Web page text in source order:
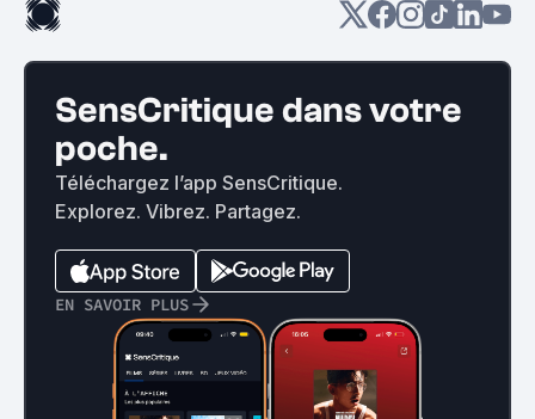
SensCritique dans votre
poche.
Téléchargez l’app SensCritique.
Explorez. Vibrez. Partagez.
EN SAVOIR PLUS